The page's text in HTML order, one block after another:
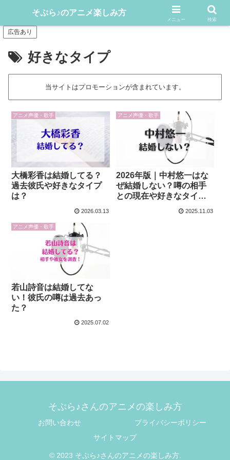
アニメや漫画をどんどん楽しむ情報発信サイト
広告あり
好きなタイプ
当サイトはプロモーションが含まれています。
アニメ声優・歌手
大橋彩香は結婚してる？
過去彼氏や好きなタイプ
は？
2026.03.13
アニメ声優・歌手
2026年版｜中村悠一はな
ぜ結婚しない？噂の相手
との現在や好きなタイプ
2025.11.03
アニメ声優・歌手
若山詩音は結婚してな
い！彼氏の噂は過去あっ
た？
2025.07.02
そぷら♪さんのアニメの楽しみ方
お問い合わせ
プライバシーポリシー
サイトマップ
© 2023 そぷら♪さんのアニメの楽しみ方.
そぷら♪のアニメ楽しみ方
メニュー 検索